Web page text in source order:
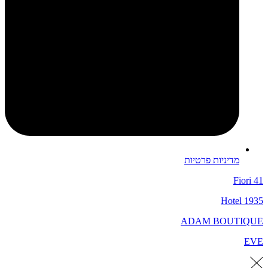
מדיניות פרטיות
Fiori 41
Hotel 1935
ADAM BOUTIQUE
EVE